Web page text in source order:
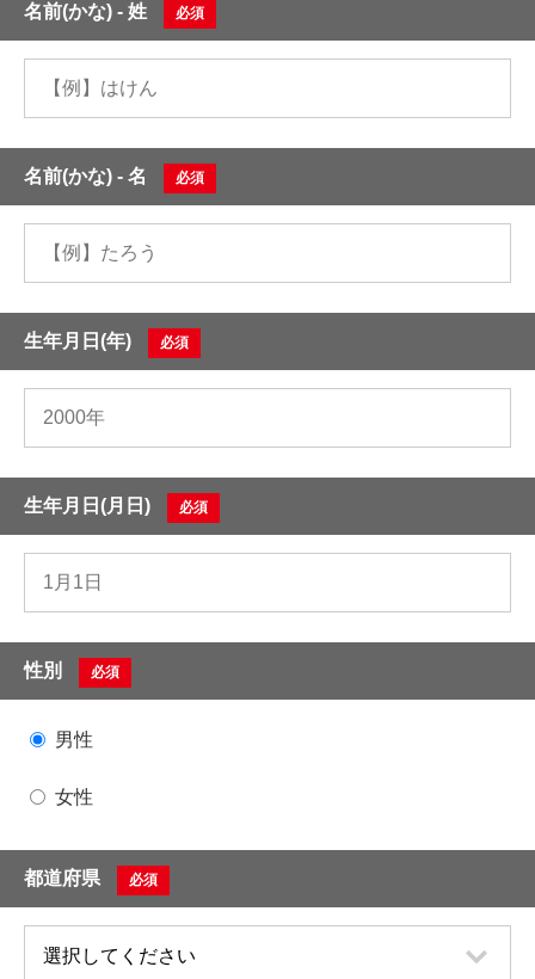
名前(かな) - 姓 必須
名前(かな) - 名 必須
生年月日(年) 必須
生年月日(月日) 必須
性別 必須
男性
女性
都道府県 必須